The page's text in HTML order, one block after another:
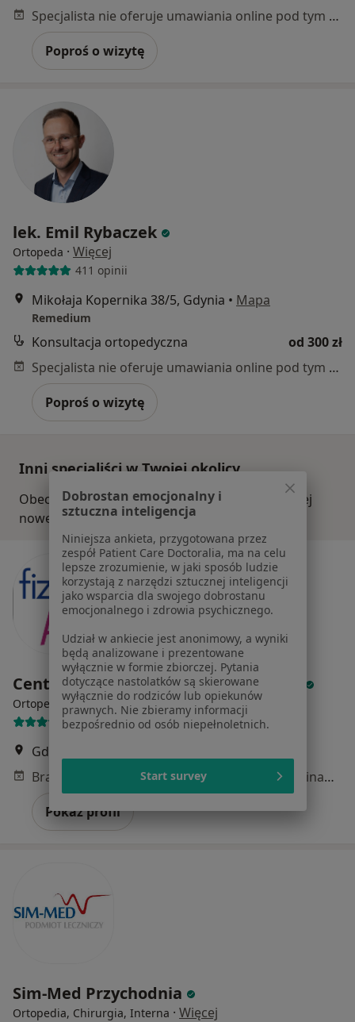
Specjalista nie oferuje umawiania online pod tym adresem.
Poproś o wizytę
lek. Emil Rybaczek
Ortopeda · Więcej
411 opinii
Mikołaja Kopernika 38/5, Gdynia • Mapa
Remedium
Konsultacja ortopedyczna
od 300 zł
Specjalista nie oferuje umawiania online pod tym adresem.
Poproś o wizytę
Inni specjaliści w Twojej okolicy
Obecnie nie ma wolnych miejsc. Sprawdź później
nowe oferty.
Centrum Medyczne PELVI & FizjoAga
Ortopedia, Ginekologia, Ginekologia dziecięca·
1121 opinii
Gdańska 51, Wejherowo
Brak dostępnych specjalistów z wolnymi terminami w tym centrum medycznym.
Pokaż profil
Sim-Med Przychodnia
Ortopedia, Chirurgia, Interna · Więcej
Dobrostan emocjonalny i
sztuczna inteligencja
Niniejsza ankieta, przygotowana przez
zespół Patient Care Doctoralia, ma na celu
lepsze zrozumienie, w jaki sposób ludzie
korzystają z narzędzi sztucznej inteligencji
jako wsparcia dla swojego dobrostanu
emocjonalnego i zdrowia psychicznego.
Udział w ankiecie jest anonimowy, a wyniki
będą analizowane i prezentowane
wyłącznie w formie zbiorczej. Pytania
dotyczące nastolatków są skierowane
wyłącznie do rodziców lub opiekunów
prawnych. Nie zbieramy informacji
bezpośrednio od osób niepełnoletnich.
Start survey